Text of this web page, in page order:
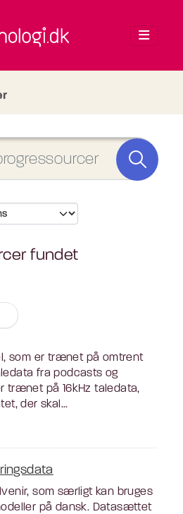
fundet
som er trænet på omtrent
fra podcasts og
trænet på 16kHz taledata,
der skal...
som særligt kan bruges
på dansk. Datasættet